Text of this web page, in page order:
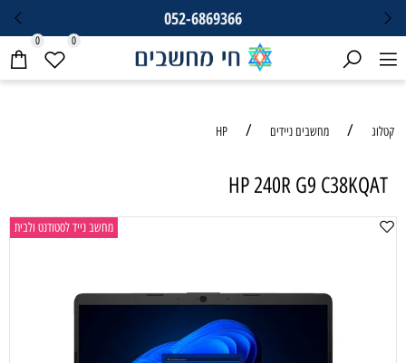
052-6869366
0 0
קטלוג / מחשבים ניידים /
HP
HP 240R G9 C38KQAT
מחשב נייד לסטודנט ולבית